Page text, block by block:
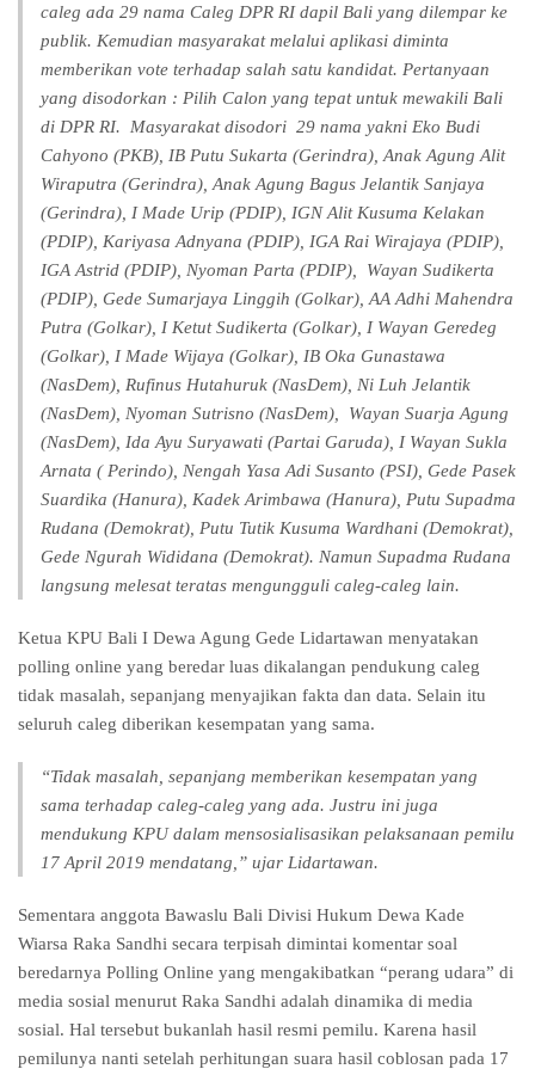
caleg ada 29 nama Caleg DPR RI dapil Bali yang dilempar ke
publik. Kemudian masyarakat melalui aplikasi diminta
memberikan vote terhadap salah satu kandidat. Pertanyaan
yang disodorkan : Pilih Calon yang tepat untuk mewakili Bali
di DPR RI. Masyarakat disodori 29 nama yakni Eko Budi
Cahyono (PKB), IB Putu Sukarta (Gerindra), Anak Agung Alit
Wiraputra (Gerindra), Anak Agung Bagus Jelantik Sanjaya
(Gerindra), I Made Urip (PDIP), IGN Alit Kusuma Kelakan
(PDIP), Kariyasa Adnyana (PDIP), IGA Rai Wirajaya (PDIP),
IGA Astrid (PDIP), Nyoman Parta (PDIP), Wayan Sudikerta
(PDIP), Gede Sumarjaya Linggih (Golkar), AA Adhi Mahendra
Putra (Golkar), I Ketut Sudikerta (Golkar), I Wayan Geredeg
(Golkar), I Made Wijaya (Golkar), IB Oka Gunastawa
(NasDem), Rufinus Hutahuruk (NasDem), Ni Luh Jelantik
(NasDem), Nyoman Sutrisno (NasDem), Wayan Suarja Agung
(NasDem), Ida Ayu Suryawati (Partai Garuda), I Wayan Sukla
Arnata ( Perindo), Nengah Yasa Adi Susanto (PSI), Gede Pasek
Suardika (Hanura), Kadek Arimbawa (Hanura), Putu Supadma
Rudana (Demokrat), Putu Tutik Kusuma Wardhani (Demokrat),
Gede Ngurah Wididana (Demokrat). Namun Supadma Rudana
langsung melesat teratas mengungguli caleg-caleg lain.
Ketua KPU Bali I Dewa Agung Gede Lidartawan menyatakan
polling online yang beredar luas dikalangan pendukung caleg
tidak masalah, sepanjang menyajikan fakta dan data. Selain itu
seluruh caleg diberikan kesempatan yang sama.
“Tidak masalah, sepanjang memberikan kesempatan yang
sama terhadap caleg-caleg yang ada. Justru ini juga
mendukung KPU dalam mensosialisasikan pelaksanaan pemilu
17 April 2019 mendatang,” ujar Lidartawan.
Sementara anggota Bawaslu Bali Divisi Hukum Dewa Kade
Wiarsa Raka Sandhi secara terpisah dimintai komentar soal
beredarnya Polling Online yang mengakibatkan “perang udara” di
media sosial menurut Raka Sandhi adalah dinamika di media
sosial. Hal tersebut bukanlah hasil resmi pemilu. Karena hasil
pemilunya nanti setelah perhitungan suara hasil coblosan pada 17